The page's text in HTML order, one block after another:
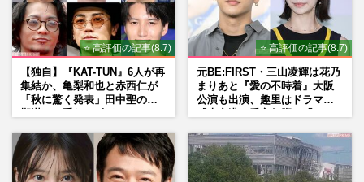
⭐ 高評価の記事(8.7)
【独自】『KAT-TUN』6人が再
集結か、亀梨和也と赤西仁が
「秋に驚く発表」田中聖の刑
⭐ 高評価の記事(8.7)
元BE:FIRST・三山凌輝は花乃
まりあと『愛の不時着』大阪
公演も出演、趣里はドラマ